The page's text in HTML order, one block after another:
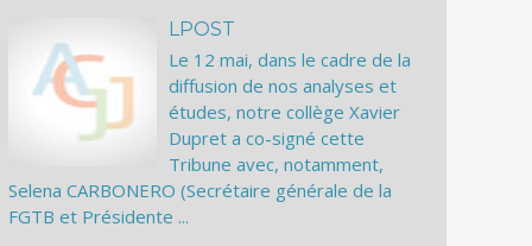
LPOST
Le 12 mai, dans le cadre de la
diffusion de nos analyses et
études, notre collège Xavier
Dupret a co-signé cette
Tribune avec, notamment,
Selena CARBONERO (Secrétaire générale de la
FGTB et Présidente ...